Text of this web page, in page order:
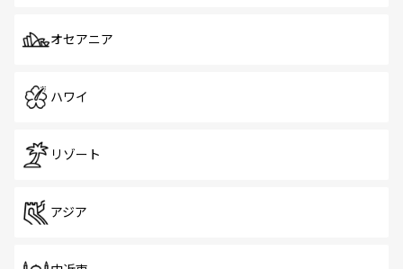
オセアニア
ハワイ
リゾート
アジア